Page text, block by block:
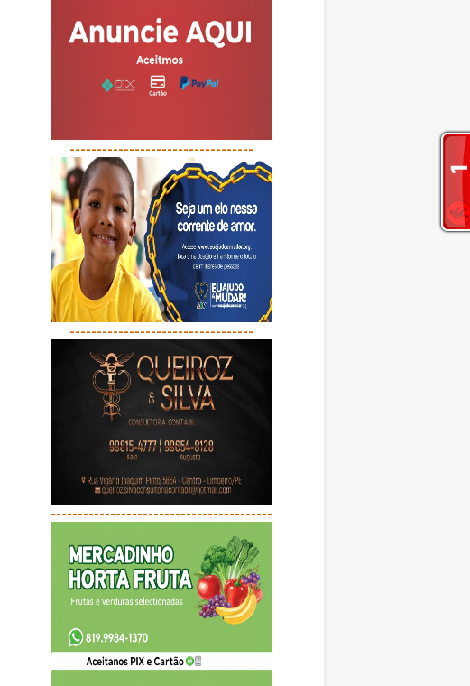
----------------------------------
----------------------------------
-----------------------------------------